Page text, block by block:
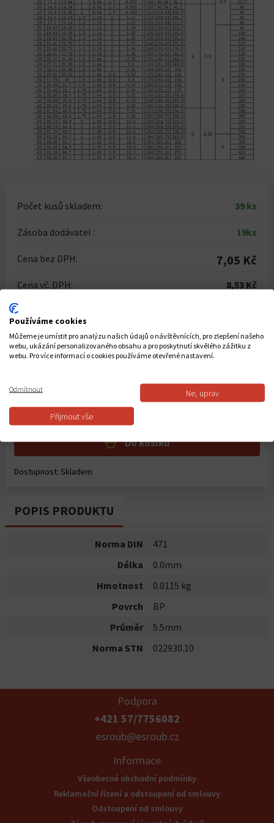
Počet kusů skladem: 39 ks
Zásoba dodávatel : 19ks
Cena bez DPH: 7,05 Kč
Cena vč. DPH: 8,53 Kč
Počet kusů
Celkem za
8,53 Kč
Do košíku
Dostupnost: Skladem
POPIS PRODUKTU
Norma DIN
471
Délka
0.0mm
Hmotnost
0.0115 kg
Povrch
BP
Průměr
5.5mm
Norma STN
022930.10
Podpora
+421 57/7756082
esroub@esroub.cz
Informace
Všeobecné obchodní podmínky
Reklamační řízení a odstoupení od smlouvy
Odstoupení od smlouvy
Používáme cookies
Můžeme je umístit pro analýzu našich údajů o návštěvnících, pro zlepšení našeho
webu, ukázání personalizovaného obsahu a pro poskytnutí skvělého zážitku z
webu. Pro více informací o cookies používáme otevřené nastavení.
Odmítnout Ne, uprav
Přijmout vše